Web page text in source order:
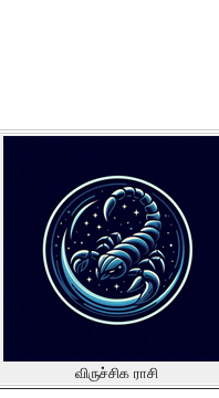
விருச்சிக ராசி